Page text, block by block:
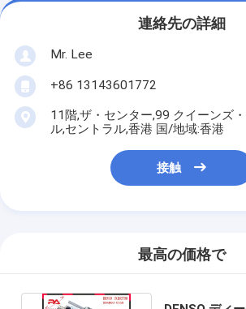
連絡先の詳細
Mr. Lee
+86 13143601772
11階,ザ・センター,99 クイーンズ
ル,セントラル,香港 国/地域:香港
接触
最高の価格で